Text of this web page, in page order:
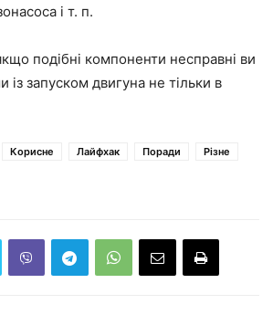
і т. п.
подібні компоненти несправні ви
із запуском двигуна не тільки в
Корисне Лайфхак Поради
Різне